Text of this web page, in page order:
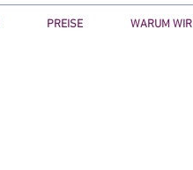
PREISE WARUM WIR